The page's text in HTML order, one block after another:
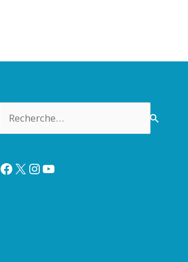
Facebook
X Instagram
YouTube